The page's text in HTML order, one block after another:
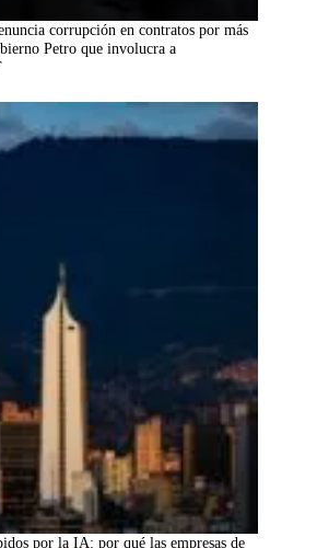
corrupción en contratos por más
Petro que involucra a
por la IA: por qué las empresas de